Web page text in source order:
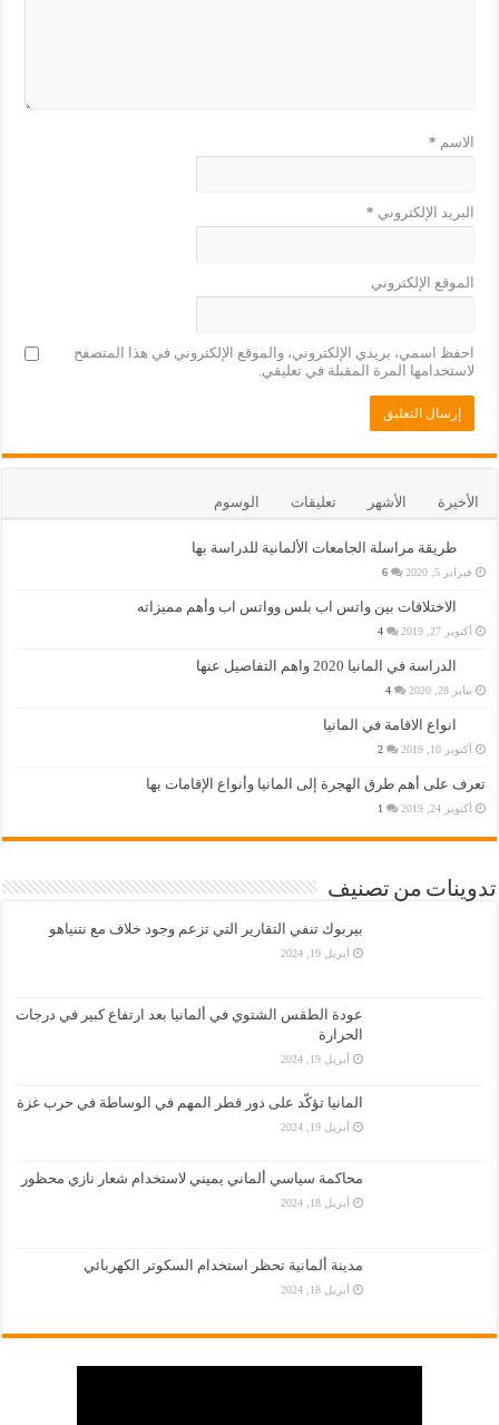
الاسم *
البريد الإلكتروني *
الموقع الإلكتروني
احفظ اسمي، بريدي الإلكتروني، والموقع الإلكتروني في هذا المتصفح
لاستخدامها المرة المقبلة في تعليقي.
الأخيرة الأشهر تعليقات الوسوم
طريقة مراسلة الجامعات الألمانية للدراسة بها
فبراير 5, 2020 6
الاختلافات بين واتس اب بلس وواتس اب وأهم مميزاته
أكتوبر 27, 2019 4
الدراسة في المانيا 2020 واهم التفاصيل عنها
يناير 28, 2020 4
انواع الاقامة في المانيا
أكتوبر 10, 2019 2
تعرف على أهم طرق الهجرة إلى المانيا وأنواع الإقامات بها
أكتوبر 24, 2019 1
تدوينات من تصنيف
بيربوك تنفي التقارير التي تزعم وجود خلاف مع نتنياهو
أبريل 19, 2024
عودة الطقس الشتوي في ألمانيا بعد ارتفاع كبير في درجات
الحرارة
أبريل 19, 2024
المانيا تؤكّد على دور قطر المهم في الوساطة في حرب غزة
أبريل 19, 2024
محاكمة سياسي ألماني يميني لاستخدام شعار نازي محظور
أبريل 18, 2024
مدينة ألمانية تحظر استخدام السكوتر الكهربائي
أبريل 18, 2024